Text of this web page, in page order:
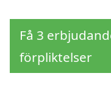
Få 3
förpliktelser